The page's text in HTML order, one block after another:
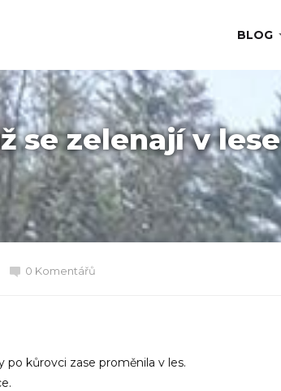
BLOG
se zelenají v lese
0 Komentářů
po kůrovci zase proměnila v les.